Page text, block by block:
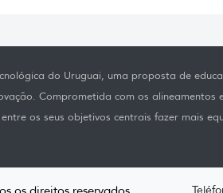
do Uruguai, uma proposta de
Comprometida com os
os seus objetivos centrais fazer mais